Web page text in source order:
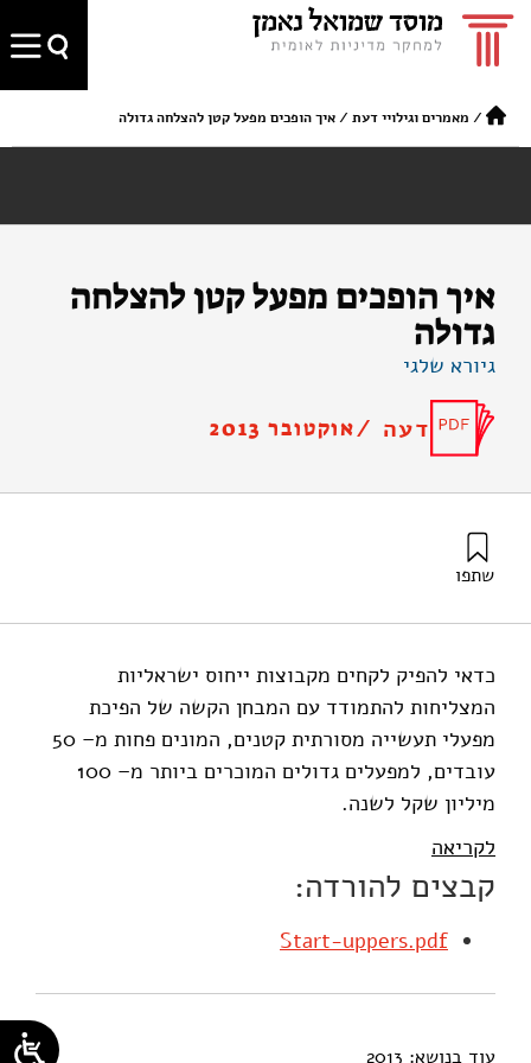
/ מאמרים וגילויי דעת /איך הופכים מפעל קטן להצלחה גדולה
איך הופכים מפעל קטן להצלחה
גדולה
גיורא שלגי
דעה /אוקטובר 2013
שתפו
כדאי להפיק לקחים מקבוצות ייחוס ישראליות
המצליחות להתמודד עם המבחן הקשה של הפיכת
מפעלי תעשייה מסורתית קטנים, המונים פחות מ– 50
עובדים, למפעלים גדולים המוכרים ביותר מ– 100
מיליון שקל לשנה.
לקריאה
קבצים להורדה:
Start-uppers.pdf
עוד בנושא: 2013